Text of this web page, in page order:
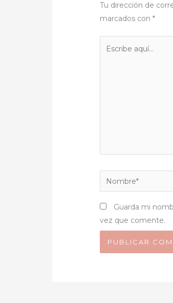
Tu dirección de
marcados con*
Nombre*
Guarda mi
vez que comente.